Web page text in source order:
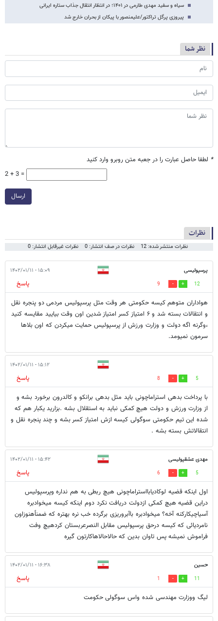
سیاه و سفید مهدی طارمی در ۱۴۰۱؛ در انتظار انتقال جذاب ستاره ایرانی
پیروزی پرگل تراکتور/علیمنصور با پیکان از بحران خارج شد
نظر شما
* لطفا حاصل عبارت را در جعبه متن روبرو وارد کنید
2 + 3 =
ارسال
نظرات
نظرات منتشر شده: 12 نظرات در صف انتشار: 0 نظرات غیرقابل انتشار: 0
پرسپولیسی ۱۵:۰۹ - ۱۴۰۲/۰۱/۱۱
12
9
پاسخ
هواداران متوهم کیسه حکومتی هر وقت مثل پرسپولیس مردمی دو پنجره نقل
و انتقالات بسته شد و ۶ امتیاز کسر امتیاز شدین اون وقت بیایید مقایسه کنید
،وگرنه اگه دولت و وزارت ورزش از پرسپولیس حمایت میکردن که اون بلاها
سرمون نمیومد.
۱۵:۱۲ - ۱۴۰۲/۰۱/۱۱
5
8
پاسخ
با پرداخت بدهی استراماچونی باید مثل بدهی برانکو و کالدرون برخورد بشه و
از وزارت ورزش و دولت هیچ کمکی نباید به استقلال بشه .بزارید یکبار هم که
شده این تیم حکومتی سوگولی کیسه ازش امتیاز کسر بشه و چند پنجره نقل و
انتقالاتش بسته بشه .
مهدی عشقپولیسی ۱۵:۴۲ - ۱۴۰۲/۰۱/۱۱
5
6
پاسخ
اول اینکه قضیه لوکادیابااستراماچونی هیچ ربطی به هم نداره وپرسپولیس
دراین قضیه هیچ کمکی ازدولت دریافت نکرد دوم اینکه کیسه میخوادبره
آسیاچیکارکنه آخه؟ میخوادبره باآبروریزی برگرده خب نره بهتره که ضمناًهنوزاون
نامردیائی که کیسه درحق پرسپولیس مقابل النصرعربستان کردهیچ وفت
فراموش نمیشه پس تاوان بدین که حالاحالاهاکارتون گیره
حسین ۱۶:۳۸ - ۱۴۰۲/۰۱/۱۱
11
1
پاسخ
لیگ ووزارت مهندسی شده واس سوگولی حکومت